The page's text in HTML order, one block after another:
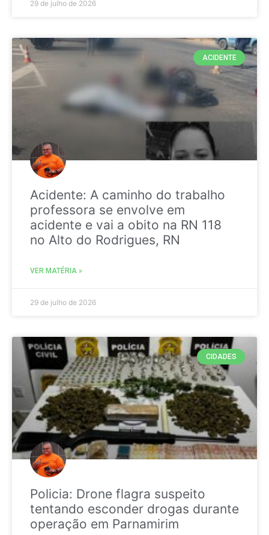
29 de julho de 2026
ACIDENTE
Acidente: A caminho do trabalho
professora se envolve em
acidente e vai a obito na RN 118
no Alto do Rodrigues, RN
VER MATÉRIA »
29 de julho de 2026
CIDADES
Policia: Drone flagra suspeito
tentando esconder drogas durante
operação em Parnamirim